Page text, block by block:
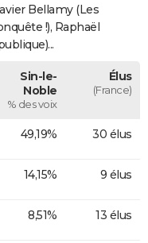
Bellamy (Les
!), Raphaël
Sin-le-
Noble
% des voix
Élus
(France)
49,19% 30 élus
14,15% 9 élus
8,51% 13 élus